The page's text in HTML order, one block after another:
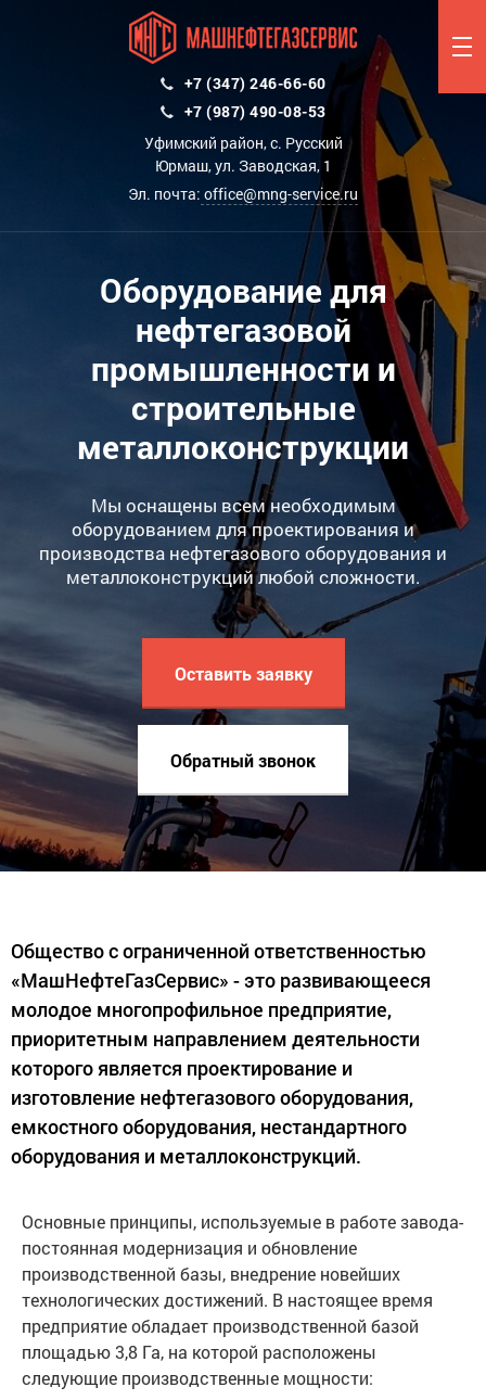
+7 (347) 246-66-60
+7 (987) 490-08-53
Уфимский район, с. Русский
Юрмаш, ул. Заводская, 1
Эл. почта: office@mng-service.ru
Оборудование для
нефтегазовой
промышленности и
строительные
металлоконструкции
Мы оснащены всем необходимым
оборудованием для проектирования и
производства нефтегазового оборудования и
металлоконструкций любой сложности.
Оставить заявку
Обратный звонок
Общество с ограниченной ответственностью
«МашНефтеГазСервис» - это развивающееся
молодое многопрофильное предприятие,
приоритетным направлением деятельности
которого является проектирование и
изготовление нефтегазового оборудования,
емкостного оборудования, нестандартного
оборудования и металлоконструкций.
Основные принципы, используемые в работе завода-
постоянная модернизация и обновление
производственной базы, внедрение новейших
технологических достижений. В настоящее время
предприятие обладает производственной базой
площадью 3,8 Га, на которой расположены
следующие производственные мощности: